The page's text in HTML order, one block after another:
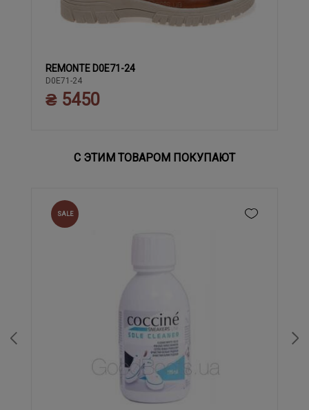
36 37 38 39
REMONTE D0E71-24
D0E71-24
₴ 5450
С ЭТИМ ТОВАРОМ ПОКУПАЮТ
SALE